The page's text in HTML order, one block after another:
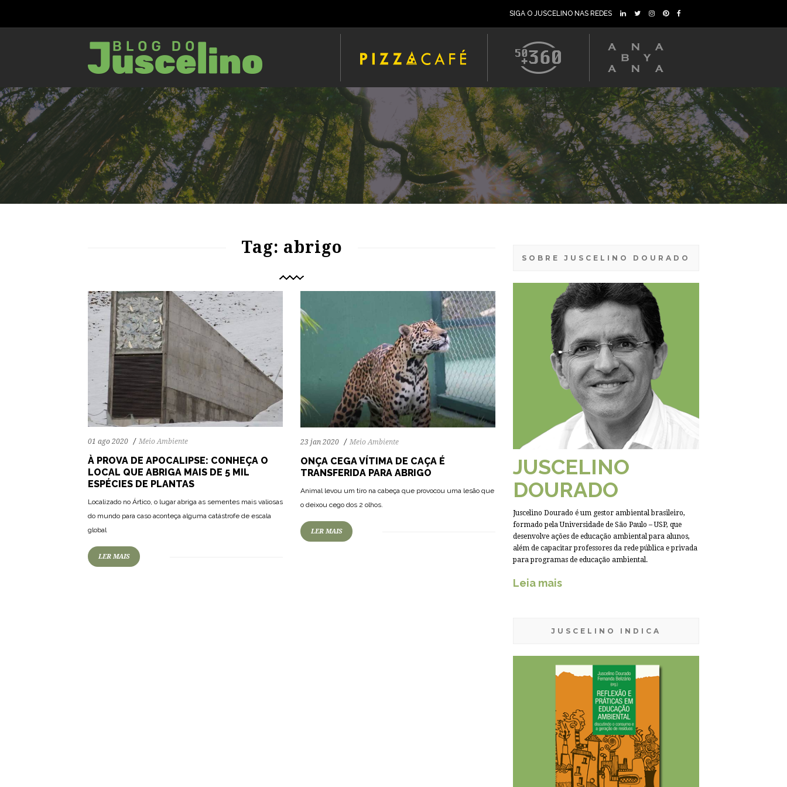
SIGA O JUSCELINO NAS REDES
Tag: abrigo
01 ago 2020 Meio Ambiente
À PROVA DE APOCALIPSE: CONHEÇA O
LOCAL QUE ABRIGA MAIS DE 5 MIL
ESPÉCIES DE PLANTAS
Localizado no Ártico, o lugar abriga as sementes mais valiosas
do mundo para caso aconteça alguma catástrofe de escala
global
LER MAIS
23 jan 2020 Meio Ambiente
ONÇA CEGA VÍTIMA DE CAÇA É
TRANSFERIDA PARA ABRIGO
Animal levou um tiro na cabeça que provocou uma lesão que
o deixou cego dos 2 olhos.
LER MAIS
SOBRE JUSCELINO DOURADO
JUSCELINO
DOURADO
Juscelino Dourado é um gestor ambiental brasileiro,
formado pela Universidade de São Paulo – USP, que
desenvolve ações de educação ambiental para alunos,
além de capacitar professores da rede pública e privada
para programas de educação ambiental.
Leia mais
JUSCELINO INDICA